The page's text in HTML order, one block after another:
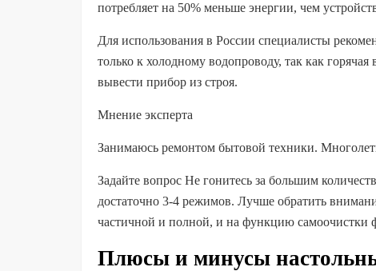
потребляет на 50% меньше энергии, чем
Для использования в России специалисты
только к холодному водопроводу, так как
вывести прибор из строя.
Мнение эксперта
Занимаюсь ремонтом бытовой техники.
Задайте вопрос Не гонитесь за большим
достаточно 3-4 режимов. Лучше обратить
частичной и полной, и на функцию самоочистки
Плюсы и минусы